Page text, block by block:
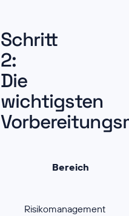
Schritt
2:
Die
wichtigsten
Bereich
Risikomanagement